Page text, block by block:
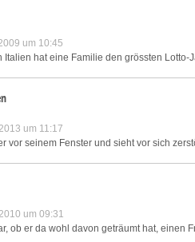
um 10:45
Italien hat eine Familie den grössten
um 11:17
vor seinem Fenster und sieht vor sich
um 09:31
ob er da wohl davon geträumt hat,